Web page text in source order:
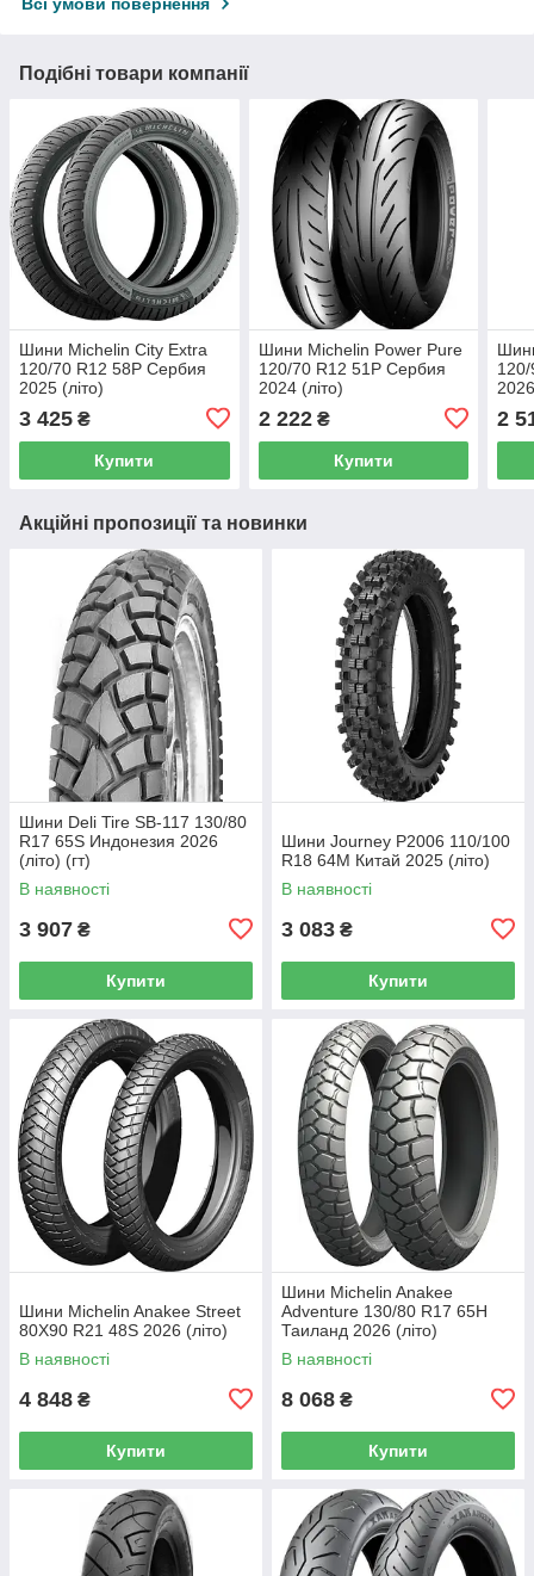
Всі умови повернення
Подібні товари компанії
Шини Michelin City Extra
120/70 R12 58P Сербия
2025 (літо)
3 425 ₴
Купити
Шини Michelin Power Pure
120/70 R12 51P Сербия
2024 (літо)
2 222₴
Купити
2
Акційні пропозиції та новинки
Шини Deli Tire SB-117 130/80
R17 65S Индонезия 2026
(літо) (гт)
В наявності
3 907 ₴
Купити
Шини Journey P2006 110/100
R18 64M Китай 2025 (літо)
В наявності
3 083 ₴
Купити
Шини Michelin Anakee Street
80X90 R21 48S 2026 (літо)
В наявності
4 848 ₴
Купити
Шини Michelin Anakee
Adventure 130/80 R17 65H
Таиланд 2026 (літо)
В наявності
8 068 ₴
Купити